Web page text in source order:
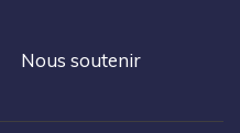
Nous soutenir